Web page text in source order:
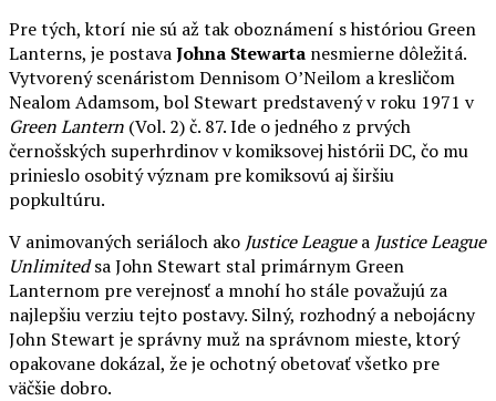
Pre tých, ktorí nie sú až tak oboznámení s históriou Green
Lanterns, je postavaJohna Stewarta nesmierne dôležitá.
Vytvorený scenáristom Dennisom O’Neilom a kresličom
Nealom Adamsom, bol Stewart predstavený v roku 1971 v
Green Lantern (Vol. 2) č. 87. Ide o jedného z prvých
černošských superhrdinov v komiksovej histórii DC, čo mu
prinieslo osobitý význam pre komiksovú aj širšiu
popkultúru.
V animovaných seriáloch ako Justice Leaguea Justice League
Unlimitedsa John Stewart stal primárnym Green
Lanternom pre verejnosť a mnohí ho stále považujú za
najlepšiu verziu tejto postavy. Silný, rozhodný a nebojácny
John Stewart je správny muž na správnom mieste, ktorý
opakovane dokázal, že je ochotný obetovať všetko pre
väčšie dobro.